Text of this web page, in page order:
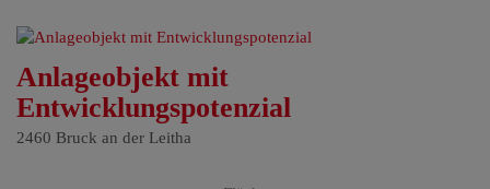
Anlageobjekt mit
Entwicklungspotenzial
2460 Bruck an der Leitha